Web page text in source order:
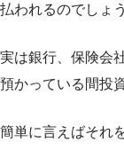
払われるのでしょ
実は銀行、保険会
預かっている間投
簡単に言えばそれ